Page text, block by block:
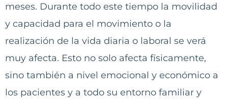
meses. Durante todo este tiempo la movilidad
y capacidad para el movimiento o la
realización de la vida diaria o laboral se verá
muy afecta. Esto no solo afecta físicamente,
sino también a nivel emocional y económico a
los pacientes y a todo su entorno familiar y